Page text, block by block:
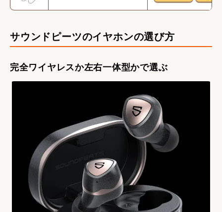
サウンドピーツのイヤホンの選び方
完全ワイヤレスか左右一体型かで選ぶ